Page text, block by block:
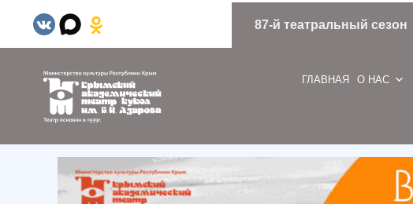
87-й театральный сезон
ГЛАВНАЯ О НАС